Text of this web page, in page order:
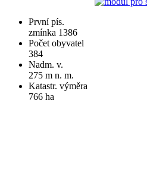
První pís.
zmínka 1386
Počet obyvatel
384
Nadm. v.
275 m n. m.
Katastr. výměra
766 ha